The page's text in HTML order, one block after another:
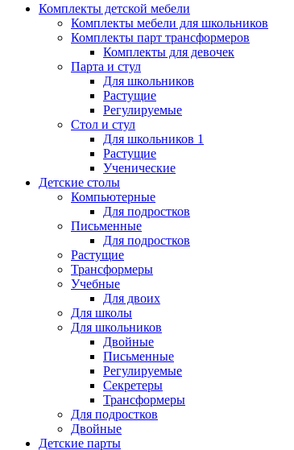
Комплекты детской мебели
Комплекты мебели для школьников
Комплекты парт трансформеров
Комплекты для девочек
Парта и стул
Для школьников
Растущие
Регулируемые
Стол и стул
Для школьников 1
Растущие
Ученические
Детские столы
Компьютерные
Для подростков
Письменные
Для подростков
Растущие
Трансформеры
Учебные
Для двоих
Для школы
Для школьников
Двойные
Письменные
Регулируемые
Секретеры
Трансформеры
Для подростков
Двойные
Детские парты